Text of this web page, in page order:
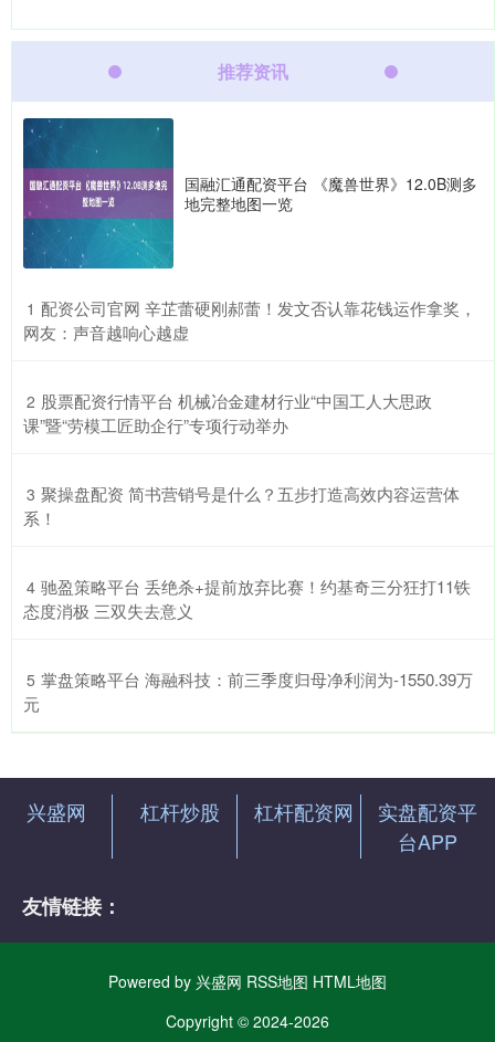
推荐资讯
国融汇通配资平台 《魔兽世界》12.0B测多
地完整地图一览
1 ​配资公司官网 辛芷蕾硬刚郝蕾！发文否认靠花钱运作拿奖，
网友：声音越响心越虚
2 ​股票配资行情平台 机械冶金建材行业“中国工人大思政
课”暨“劳模工匠助企行”专项行动举办
3 ​聚操盘配资 简书营销号是什么？五步打造高效内容运营体
系！
4 ​驰盈策略平台 丢绝杀+提前放弃比赛！约基奇三分狂打11铁
态度消极 三双失去意义
5 ​掌盘策略平台 海融科技：前三季度归母净利润为-1550.39万
元
兴盛网 杠杆炒股 杠杆配资网
实盘配资平
台APP
友情链接：
Powered by 兴盛网 RSS地图 HTML地图
Copyright © 2024-2026